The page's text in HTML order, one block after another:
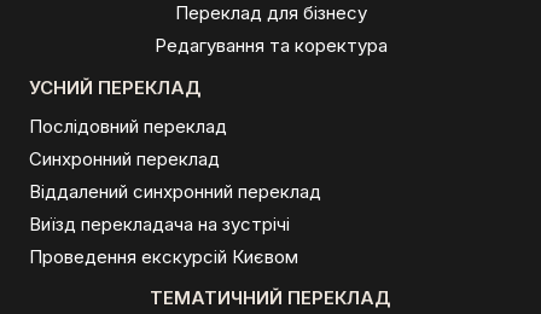
Переклад для бізнесу
Редагування та коректура
УСНИЙ ПЕРЕКЛАД
Послідовний переклад
Синхронний переклад
Віддалений синхронний переклад
Виїзд перекладача на зустрічі
Проведення екскурсій Києвом
ТЕМАТИЧНИЙ ПЕРЕКЛАД